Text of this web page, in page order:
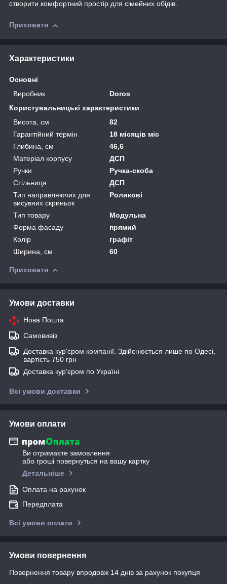
створити комфортний простір для сімейних обідів.
Приховати
Характеристики
Основні
Виробник
Doros
Користувальницькі характеристики
Висота, см
82
Гарантійний термін
18 місяців міс
Глибина, см
46,6
Матеріал корпусу
ДСП
Ручки
Ручка-скоба
Стільниця
ДСП
Тип направляючих для
висувних скриньок
Роликові
Тип товару
Модульна
Форма фасаду
прямий
Колір
графіт
Ширина, см
60
Приховати
Умови доставки
Нова Пошта
Самовивіз
Доставка кур'єром компанії. Здійснюється лише по Одесі,
вартість 750 грн
Доставка кур'єром по Україні
Всі умови доставки
Умови оплати
Ви отримаєте замовлення
або гроші повернуться на вашу картку
Детальніше
Оплата на рахунок
Передплата
Всі умови оплати
Умови повернення
Повернення товару впродовж 14 днів за рахунок покупця